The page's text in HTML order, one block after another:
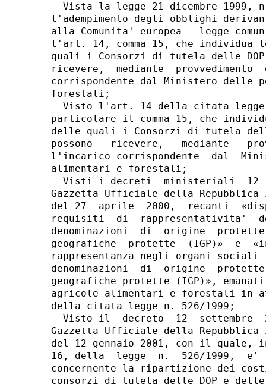
Vista la legge 21 dicembre 1999,
l'adempimento degli obblighi
alla Comunita' europea - legge
l'art. 14, comma 15, che
quali i Consorzi di tutela delle
ricevere,  mediante
corrispondente dal Ministero
forestali;
Visto l'art. 14 della citata
particolare il comma 15, che
delle quali i Consorzi di tutela
possono   ricevere,   mediante
l'incarico corrispondente  dal
alimentari e forestali;
Visti i decreti  ministeriali  12
Gazzetta Ufficiale della
del 27  aprile  2000,  recanti
requisiti  di  rappresentativita'
denominazioni  di  origine
geografiche  protette  (IGP)»  e
rappresentanza negli organi
denominazioni  di  origine
geografiche protette (IGP)»,
agricole alimentari e forestali in
della citata legge n. 526/1999;
Visto il  decreto  12  settembre
Gazzetta Ufficiale della
del 12 gennaio 2001, con il quale,
16, della  legge  n.  526/1999,
concernente la ripartizione dei
consorzi di tutela delle DOP e